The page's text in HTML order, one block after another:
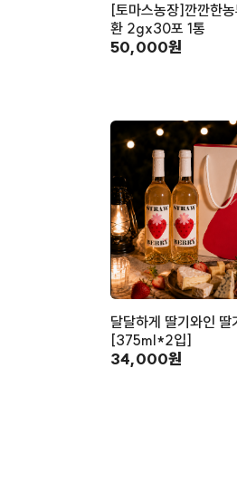
[토마스농장]깐깐한농
환 2gx30포 1통
50,000원
달달하게 딸기와인 딸
[375ml*2입]
34,000원